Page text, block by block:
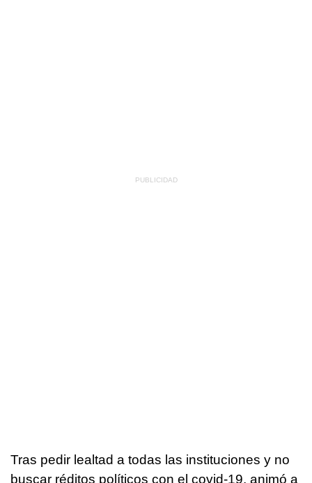
Tras pedir lealtad a todas las instituciones y no
buscar réditos políticos con el covid-19, animó a